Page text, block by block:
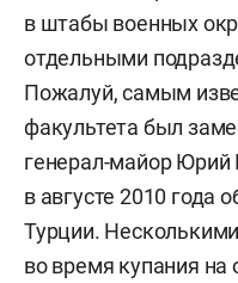
в штабы военных
отдельными
Пожалуй, самым
факультета был
генерал-майор Юрий
в августе 2010 года
Турции.
во время купания на